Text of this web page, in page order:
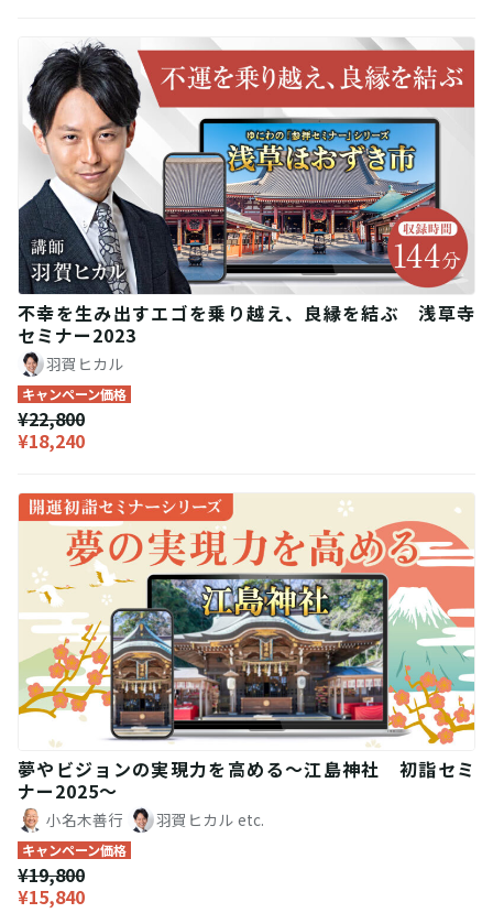
不幸を生み出すエゴを乗り越え、良縁を結ぶ 浅草寺
セミナー2023
羽賀ヒカル
キャンペーン価格
¥22,800
¥18,240
夢やビジョンの実現力を高める～江島神社 初詣セミ
ナー2025～
小名木善行 羽賀ヒカル etc.
キャンペーン価格
¥19,800
¥15,840